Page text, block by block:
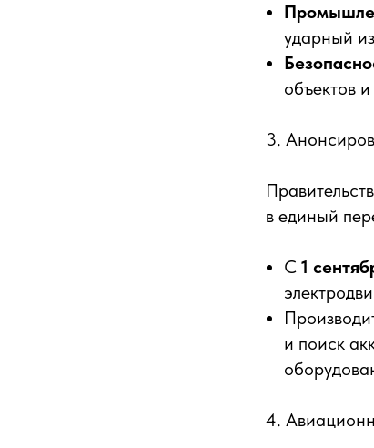
ударный
объектов
3.
в единый
С 1
и поиск
4.